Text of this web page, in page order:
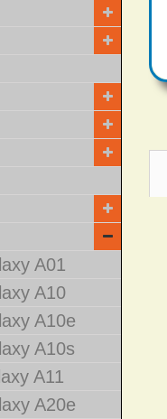
A01
A10
A10e
A10s
A11
A20e